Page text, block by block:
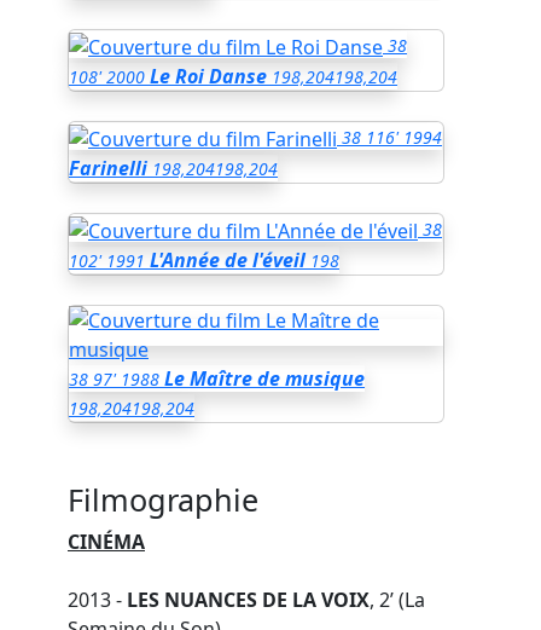
38
108' 2000 Le Roi Danse 198,204198,204
38 116' 1994
Farinelli 198,204198,204
38
102' 1991 L'Année de l'éveil 198
38 97' 1988 Le Maître de musique
198,204198,204
Filmographie
CINÉMA
2013 - LES NUANCES DE LA VOIX, 2’ (La